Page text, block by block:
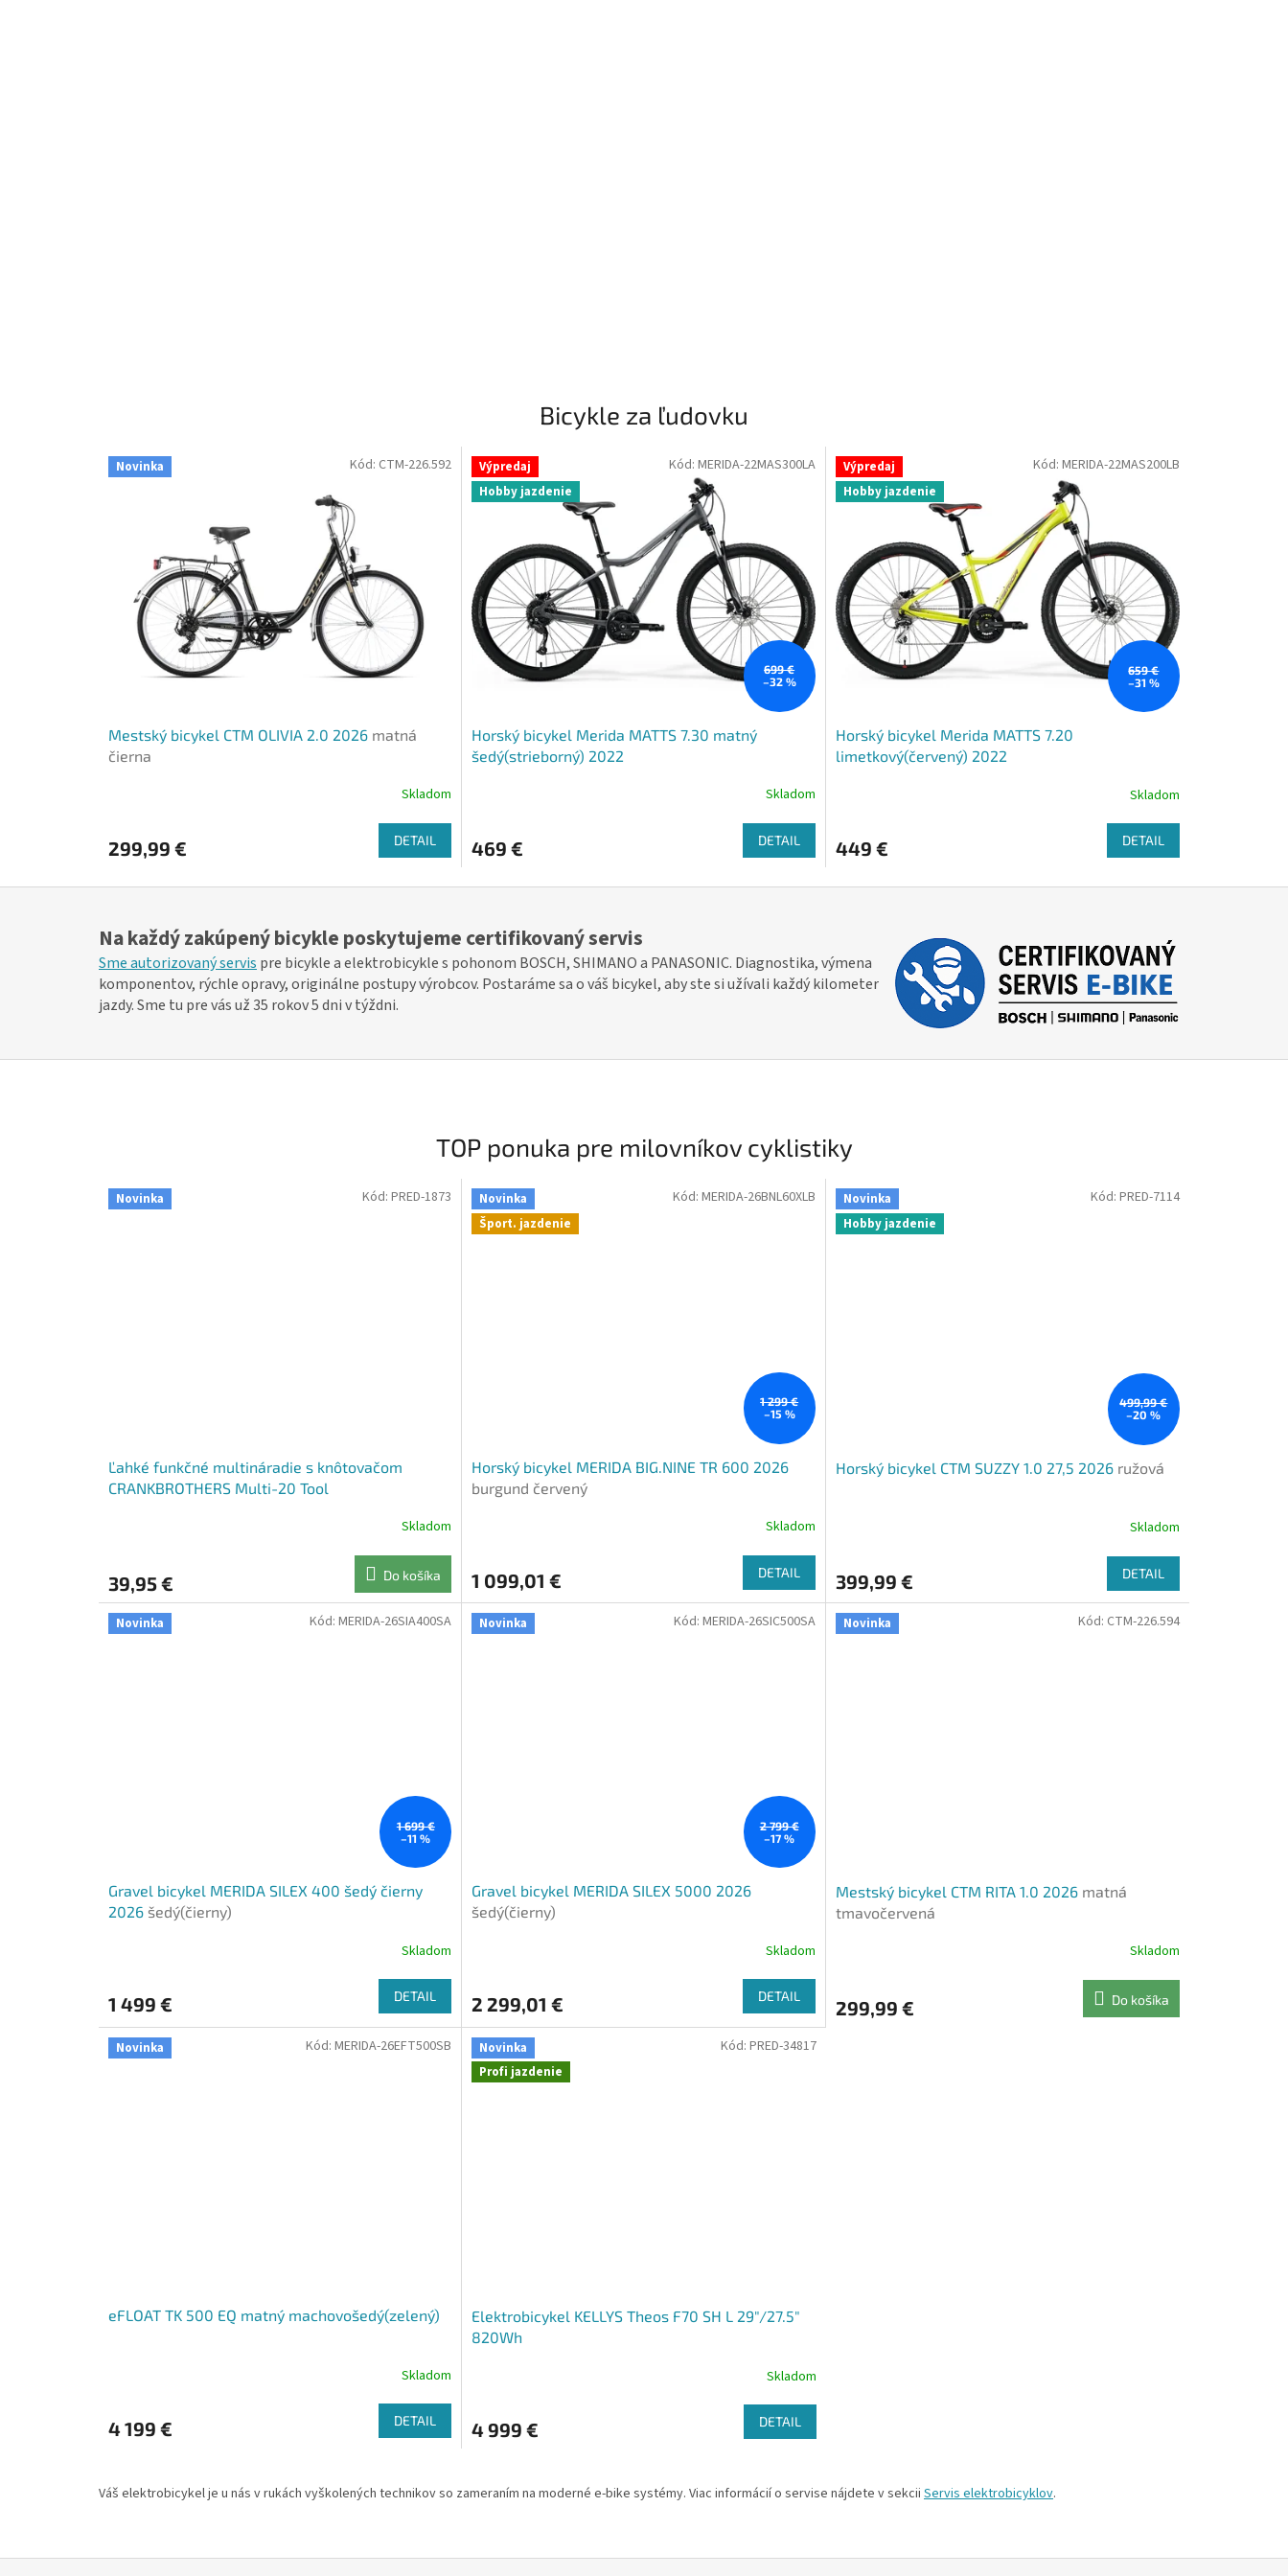
Bicykle za ľudovku
Novinka
Mestský bicykel CTM OLIVIA 2.0 2026 matná
čierna
Skladom
299,99 € DETAIL
Kód: CTM-226.592
Výpredaj
Hobby jazdenie
699 €
–32 %
Horský bicykel Merida MATTS 7.30 matný
šedý(strieborný) 2022
Skladom
469 € DETAIL
Kód: MERIDA-22MAS300LA
Výpredaj
Hobby jazdenie
659 €
–31 %
Horský bicykel Merida MATTS 7.20
limetkový(červený) 2022
Skladom
449 € DETAIL
Kód: MERIDA-22MAS200LB
Na každý zakúpený bicykle poskytujeme certifikovaný servis
Sme autorizovaný servispre bicykle a elektrobicykle s pohonom BOSCH, SHIMANO a PANASONIC. Diagnostika, výmena
komponentov, rýchle opravy, originálne postupy výrobcov. Postaráme sa o váš bicykel, aby ste si užívali každý kilometer
jazdy. Sme tu pre vás už 35 rokov 5 dni v týždni.
TOP ponuka pre milovníkov cyklistiky
Novinka
Ľahké funkčné multináradie s knôtovačom
CRANKBROTHERS Multi-20 Tool
Skladom
39,95 € Do košíka
Kód:PRED-1873
Novinka
Šport. jazdenie
1 299 €
–15 %
Horský bicykel MERIDA BIG.NINE TR 600 2026
burgund červený
Skladom
1 099,01 € DETAIL
Kód: MERIDA-26BNL60XLB
Novinka
Hobby jazdenie
499,99 €
–20 %
Horský bicykel CTM SUZZY 1.0 27,5 2026 ružová
Skladom
399,99 € DETAIL
Kód: PRED-7114
Novinka
1 699 €
–11 %
Gravel bicykel MERIDA SILEX 400 šedý čierny
2026 šedý(čierny)
Skladom
1 499 € DETAIL
Kód:MERIDA-26SIA400SA Novinka
2 799 €
–17 %
Gravel bicykel MERIDA SILEX 5000 2026
šedý(čierny)
Skladom
2 299,01 € DETAIL
Kód: MERIDA-26SIC500SA Novinka
Mestský bicykel CTM RITA 1.0 2026 matná
tmavočervená
Skladom
299,99 € Do košíka
Kód: CTM-226.594
Novinka
eFLOAT TK 500 EQ matný machovošedý(zelený)
Skladom
4 199 € DETAIL
Kód:MERIDA-26EFT500SB
Novinka
Profi jazdenie
Elektrobicykel KELLYS Theos F70 SH L 29"/27.5"
820Wh
je
5
Skladom
4 999 € DETAIL
Kód: PRED-34817
Váš elektrobicykel je u nás v rukách vyškolených technikov so zameraním na moderné e-bike systémy. Viac informácií o servise nájdete v sekcii Servis elektrobicyklov.